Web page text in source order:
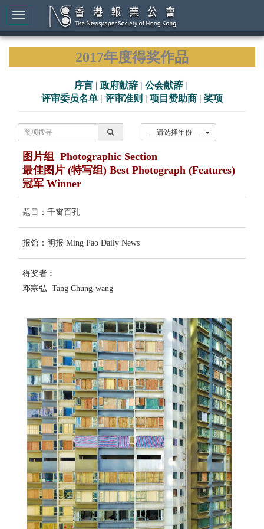
2017年度得奖作品
序言 | 政府献辞 | 公会献辞 |
评审委员名单 | 评审准则 | 项目赞助商 | 奖项
图片组 Photographic Section
最佳图片 (特写组) Best Photograph (Features)
冠军 Winner
题目：千窗百孔
报馆：明报 Ming Pao Daily News
得奖者︰
邓宗弘 Tang Chung-wang